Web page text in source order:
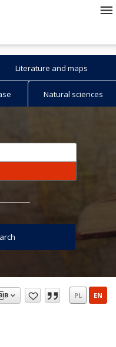
Literature and maps
Natural sciences
PL EN